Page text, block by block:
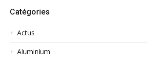
Catégories
Actus
Aluminium